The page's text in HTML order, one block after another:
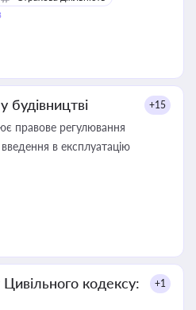
будівництві +15
правове регулювання
в експлуатацію
кодексу:
+1